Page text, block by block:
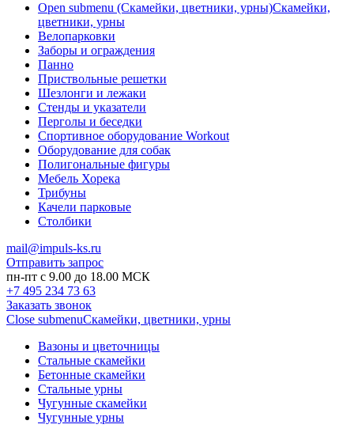
Open submenu (Скамейки, цветники, урны)Скамейки,
цветники, урны
Велопарковки
Заборы и ограждения
Панно
Приствольные решетки
Шезлонги и лежаки
Стенды и указатели
Перголы и беседки
Спортивное оборудование Workout
Оборудование для собак
Полигональные фигуры
Мебель Хорека
Трибуны
Качели парковые
Столбики
mail@impuls-ks.ru
Отправить запрос
пн-пт с 9.00 до 18.00 МСК
+7 495 234 73 63
Заказать звонок
Close submenuСкамейки, цветники, урны
Вазоны и цветочницы
Стальные скамейки
Бетонные скамейки
Стальные урны
Чугунные скамейки
Чугунные урны